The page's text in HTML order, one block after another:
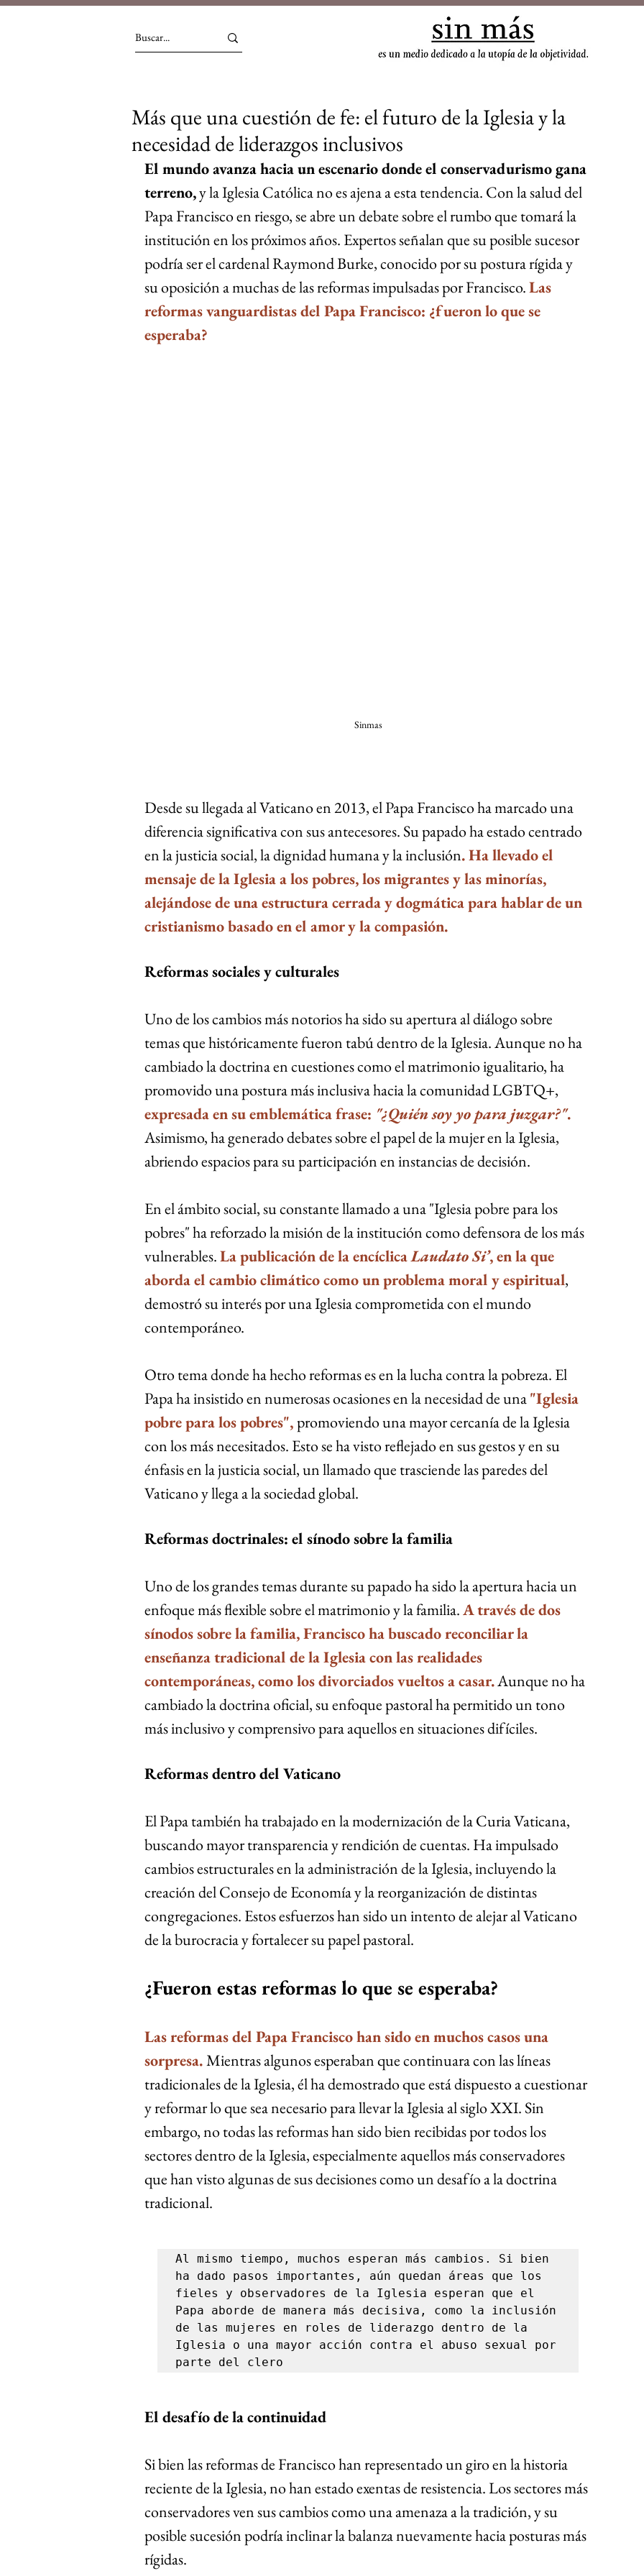
Más que una cuestión de fe: el futuro de la Iglesia y la
necesidad de liderazgos inclusivos
El mundo avanza hacia un escenario donde el conservadurismo gana
terreno, y la Iglesia Católica no es ajena a esta tendencia. Con la salud del
Papa Francisco en riesgo, se abre un debate sobre el rumbo que tomará la
institución en los próximos años. Expertos señalan que su posible sucesor
podría ser el cardenal Raymond Burke, conocido por su postura rígida y
su oposición a muchas de las reformas impulsadas por Francisco. Las
reformas vanguardistas del Papa Francisco: ¿fueron lo que se
esperaba?
Sinmas
Desde su llegada al Vaticano en 2013, el Papa Francisco ha marcado una
diferencia significativa con sus antecesores. Su papado ha estado centrado
en la justicia social, la dignidad humana y la inclusión. Ha llevado el
mensaje de la Iglesia a los pobres, los migrantes y las minorías,
alejándose de una estructura cerrada y dogmática para hablar de un
cristianismo basado en el amor y la compasión.
Reformas sociales y culturales
Uno de los cambios más notorios ha sido su apertura al diálogo sobre
temas que históricamente fueron tabú dentro de la Iglesia. Aunque no ha
cambiado la doctrina en cuestiones como el matrimonio igualitario, ha
promovido una postura más inclusiva hacia la comunidad LGBTQ+,
expresada en su emblemática frase: "¿Quién soy yo para juzgar?".
Asimismo, ha generado debates sobre el papel de la mujer en la Iglesia,
abriendo espacios para su participación en instancias de decisión.
En el ámbito social, su constante llamado a una "Iglesia pobre para los
pobres" ha reforzado la misión de la institución como defensora de los más
vulnerables. La publicación de la encíclica Laudato Si’, en la que
aborda el cambio climático como un problema moral y espiritual,
demostró su interés por una Iglesia comprometida con el mundo
contemporáneo.
Otro tema donde ha hecho reformas es en la lucha contra la pobreza. El
Papa ha insistido en numerosas ocasiones en la necesidad de una "Iglesia
pobre para los pobres", promoviendo una mayor cercanía de la Iglesia
con los más necesitados. Esto se ha visto reflejado en sus gestos y en su
énfasis en la justicia social, un llamado que trasciende las paredes del
Vaticano y llega a la sociedad global.
Reformas doctrinales: el sínodo sobre la familia
Uno de los grandes temas durante su papado ha sido la apertura hacia un
enfoque más flexible sobre el matrimonio y la familia. A través de dos
sínodos sobre la familia, Francisco ha buscado reconciliar la
enseñanza tradicional de la Iglesia con las realidades
contemporáneas, como los divorciados vueltos a casar. Aunque no ha
cambiado la doctrina oficial, su enfoque pastoral ha permitido un tono
más inclusivo y comprensivo para aquellos en situaciones difíciles.
Reformas dentro del Vaticano
El Papa también ha trabajado en la modernización de la Curia Vaticana,
buscando mayor transparencia y rendición de cuentas. Ha impulsado
cambios estructurales en la administración de la Iglesia, incluyendo la
creación del Consejo de Economía y la reorganización de distintas
congregaciones. Estos esfuerzos han sido un intento de alejar al Vaticano
de la burocracia y fortalecer su papel pastoral.
¿Fueron estas reformas lo que se esperaba?
Las reformas del Papa Francisco han sido en muchos casos una
sorpresa. Mientras algunos esperaban que continuara con las líneas
tradicionales de la Iglesia, él ha demostrado que está dispuesto a cuestionar
y reformar lo que sea necesario para llevar la Iglesia al siglo XXI. Sin
embargo, no todas las reformas han sido bien recibidas por todos los
sectores dentro de la Iglesia, especialmente aquellos más conservadores
que han visto algunas de sus decisiones como un desafío a la doctrina
tradicional.
Al mismo tiempo, muchos esperan más cambios. Si bien
ha dado pasos importantes, aún quedan áreas que los
fieles y observadores de la Iglesia esperan que el
Papa aborde de manera más decisiva, como la inclusión
de las mujeres en roles de liderazgo dentro de la
Iglesia o una mayor acción contra el abuso sexual por
parte del clero
El desafío de la continuidad
Si bien las reformas de Francisco han representado un giro en la historia
reciente de la Iglesia, no han estado exentas de resistencia. Los sectores más
conservadores ven sus cambios como una amenaza a la tradición, y su
posible sucesión podría inclinar la balanza nuevamente hacia posturas más
rígidas.